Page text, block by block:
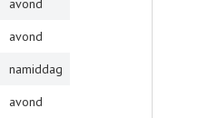
avond
avond
namiddag
avond